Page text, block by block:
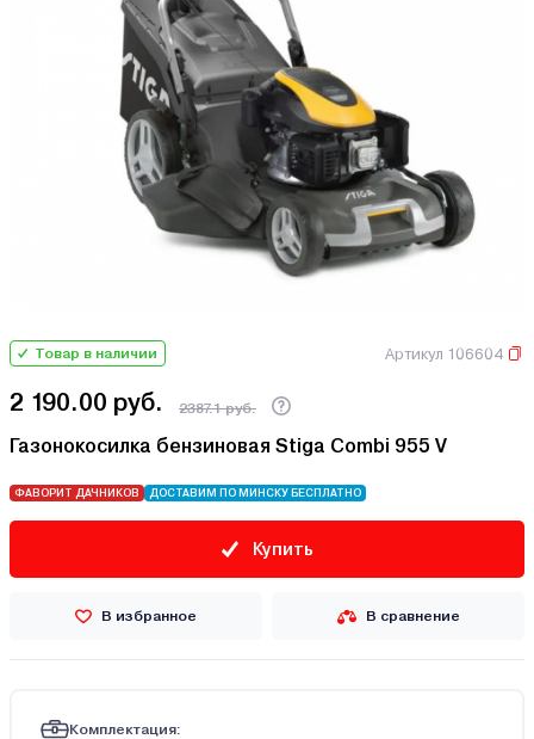
Товар в наличии Артикул 106604
2 190.00 руб. 2387.1 руб.
Газонокосилка бензиновая Stiga Combi 955 V
ФАВОРИТ ДАЧНИКОВ ДОСТАВИМ ПО МИНСКУ БЕСПЛАТНО
Купить
В избранное В сравнение
Комплектация: